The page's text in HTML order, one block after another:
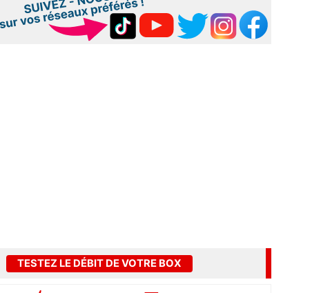
TESTEZ LE DÉBIT DE VOTRE BOX